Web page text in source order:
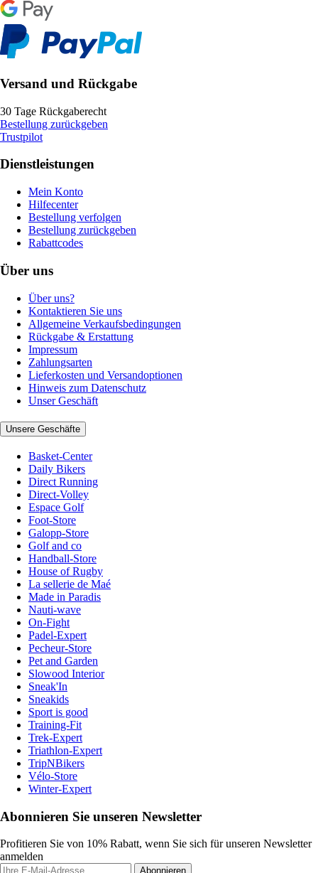
Versand und Rückgabe
30 Tage Rückgaberecht
Bestellung zurückgeben
Trustpilot
Dienstleistungen
Mein Konto
Hilfecenter
Bestellung verfolgen
Bestellung zurückgeben
Rabattcodes
Über uns
Über uns?
Kontaktieren Sie uns
Allgemeine Verkaufsbedingungen
Rückgabe & Erstattung
Impressum
Zahlungsarten
Lieferkosten und Versandoptionen
Hinweis zum Datenschutz
Unser Geschäft
Unsere Geschäfte
Basket-Center
Daily Bikers
Direct Running
Direct-Volley
Espace Golf
Foot-Store
Galopp-Store
Golf and co
Handball-Store
House of Rugby
La sellerie de Maé
Made in Paradis
Nauti-wave
On-Fight
Padel-Expert
Pecheur-Store
Pet and Garden
Slowood Interior
Sneak'In
Sneakids
Sport is good
Training-Fit
Trek-Expert
Triathlon-Expert
TripNBikers
Vélo-Store
Winter-Expert
Abonnieren Sie unseren Newsletter
Profitieren Sie von 10% Rabatt, wenn Sie sich für unseren Newsletter
anmelden
Abonnieren